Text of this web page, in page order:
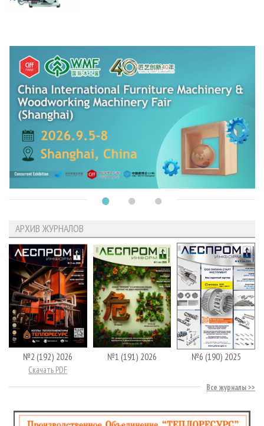
АРХИВ ЖУРНАЛОВ
№2 (192) 2026
Скачать PDF
№1 (191) 2026 №6 (190) 2025
Все журналы